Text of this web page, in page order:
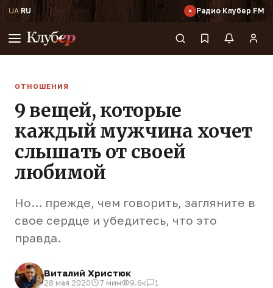
UA·RU Радио Клубер FM
ОТНОШЕНИЯ
9 вещей, которые
каждый мужчина хочет
слышать от своей
любимой
Но… прежде, чем говорить, загляните в
свое сердце и убедитесь, что это
правда.
Виталий Христюк
28 мая 2020 7 мин 9.6к 1